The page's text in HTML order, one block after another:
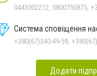
0443002212, 0800750875,
Система сповіщення
+380(67)340-49-59,
Додати